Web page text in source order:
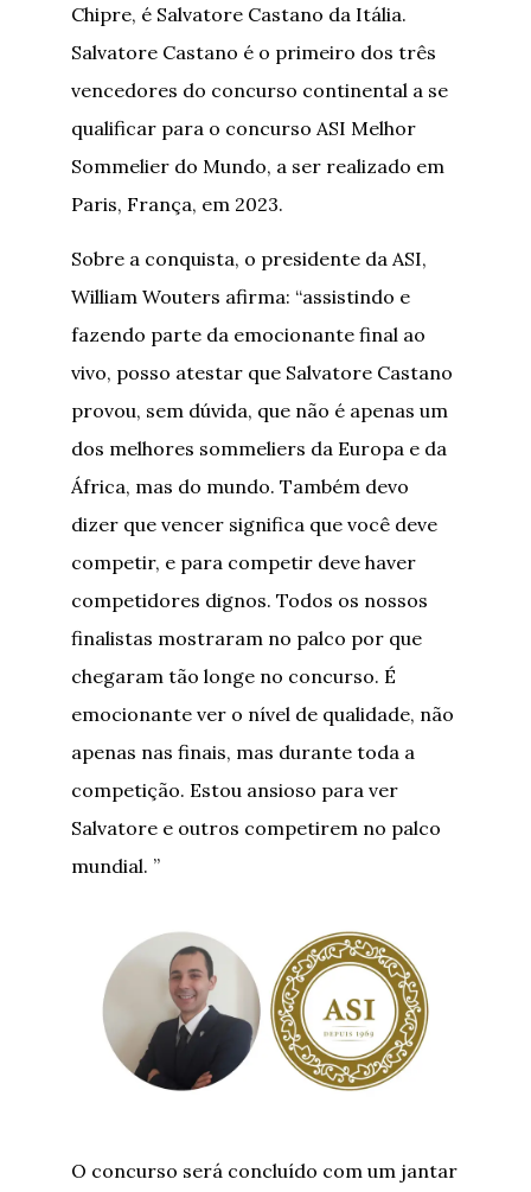
Chipre, é Salvatore Castano da Itália.
Salvatore Castano é o primeiro dos três
vencedores do concurso continental a se
qualificar para o concurso ASI Melhor
Sommelier do Mundo, a ser realizado em
Paris, França, em 2023.
Sobre a conquista, o presidente da ASI,
William Wouters afirma: “assistindo e
fazendo parte da emocionante final ao
vivo, posso atestar que Salvatore Castano
provou, sem dúvida, que não é apenas um
dos melhores sommeliers da Europa e da
África, mas do mundo. Também devo
dizer que vencer significa que você deve
competir, e para competir deve haver
competidores dignos. Todos os nossos
finalistas mostraram no palco por que
chegaram tão longe no concurso. É
emocionante ver o nível de qualidade, não
apenas nas finais, mas durante toda a
competição. Estou ansioso para ver
Salvatore e outros competirem no palco
mundial. ”
O concurso será concluído com um jantar